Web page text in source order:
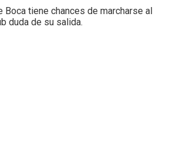
Boca tiene chances de marcharse al
duda de su salida.